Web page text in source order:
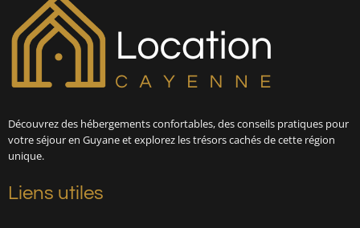
Découvrez des hébergements confortables, des conseils pratiques pour
votre séjour en Guyane et explorez les trésors cachés de cette région
unique.
Liens utiles